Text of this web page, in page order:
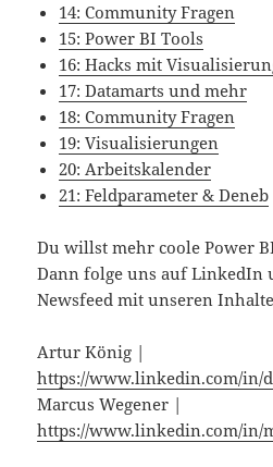
14: Community Fragen
15: Power BI Tools
16: Hacks mit
17: Datamarts und mehr
18: Community Fragen
19: Visualisierungen
20: Arbeitskalender
21: Feldparameter & Deneb
Du willst mehr coole Power
Dann folge uns auf LinkedIn
Newsfeed mit unseren
Artur König |
https://www.linkedin.com/in/
Marcus Wegener | ​
https://www.linkedin.com/in/